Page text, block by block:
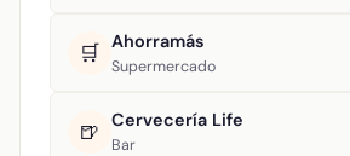
🛒 Ahorramás
Supermercado
🍺 Cervecería Life
Bar